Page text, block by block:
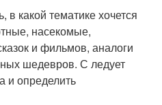
какой тематике хочется
насекомые,
и фильмов, аналоги
шедевров. С ледует
и определить